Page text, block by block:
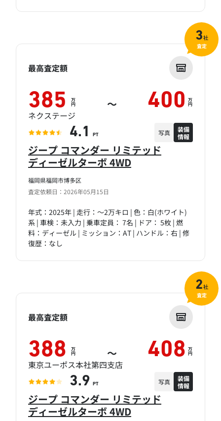
福岡県福岡市博多区
査定依頼日：2026年05月15日
ジープ コマンダー リミテッド
ディーゼルターボ 4WD
年式：2025年 | 走行：～2万キロ | 色：白(ホワイト)
系 | 車検：未入力 | 乗車定員： 7名 | ドア： 5枚 | 燃
料：ディーゼル | ミッション：AT | ハンドル：右 | 修
復歴：なし
最高査定額
385 万
円 ～ 400 万
円
ネクステージ
4.1 PT 写真
装備
情報
3社
査定
ジープ コマンダー リミテッド
ディーゼルターボ 4WD
最高査定額
388 万
円 ～ 408 万
円
東京ユーポス本社第四支店
3.9 PT 写真
装備
情報
2社
査定